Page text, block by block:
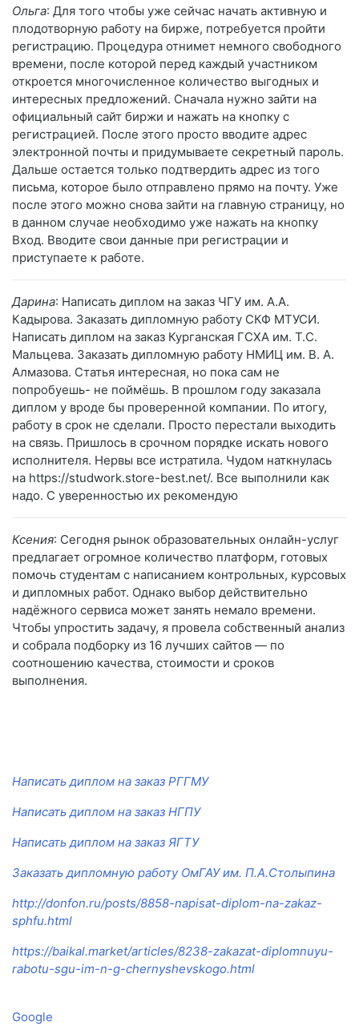
Ольга: Для того чтобы уже сейчас начать активную и
плодотворную работу на бирже, потребуется пройти
регистрацию. Процедура отнимет немного свободного
времени, после которой перед каждый участником
откроется многочисленное количество выгодных и
интересных предложений. Сначала нужно зайти на
официальный сайт биржи и нажать на кнопку с
регистрацией. После этого просто вводите адрес
электронной почты и придумываете секретный пароль.
Дальше остается только подтвердить адрес из того
письма, которое было отправлено прямо на почту. Уже
после этого можно снова зайти на главную страницу, но
в данном случае необходимо уже нажать на кнопку
Вход. Вводите свои данные при регистрации и
приступаете к работе.
Дарина: Написать диплом на заказ ЧГУ им. А.А.
Кадырова. Заказать дипломную работу СКФ МТУСИ.
Написать диплом на заказ Курганская ГСХА им. Т.С.
Мальцева. Заказать дипломную работу НМИЦ им. В. А.
Алмазова. Статья интересная, но пока сам не
попробуешь- не поймёшь. В прошлом году заказала
диплом у вроде бы проверенной компании. По итогу,
работу в срок не сделали. Просто перестали выходить
на связь. Пришлось в срочном порядке искать нового
исполнителя. Нервы все истратила. Чудом наткнулась
на https://studwork.store-best.net/. Все выполнили как
надо. С уверенностью их рекомендую
Ксения: Сегодня рынок образовательных онлайн-услуг
предлагает огромное количество платформ, готовых
помочь студентам с написанием контрольных, курсовых
и дипломных работ. Однако выбор действительно
надёжного сервиса может занять немало времени.
Чтобы упростить задачу, я провела собственный анализ
и собрала подборку из 16 лучших сайтов — по
соотношению качества, стоимости и сроков
выполнения.
Написать диплом на заказ РГГМУ
Написать диплом на заказ НГПУ
Написать диплом на заказ ЯГТУ
Заказать дипломную работу ОмГАУ им. П.А.Столыпина
http://donfon.ru/posts/8858-napisat-diplom-na-zakaz-
sphfu.html
https://baikal.market/articles/8238-zakazat-diplomnuyu-
rabotu-sgu-im-n-g-chernyshevskogo.html
Google